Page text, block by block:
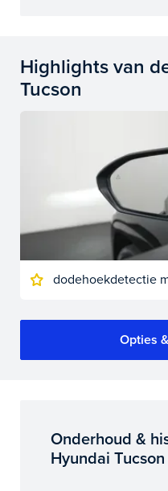
Highlights van
Tucson
dodehoekdetectie
Opties
Onderhoud &
Hyundai Tucson